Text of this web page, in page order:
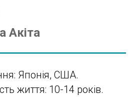
Акіта
Японія, США.
життя: 10-14 років.